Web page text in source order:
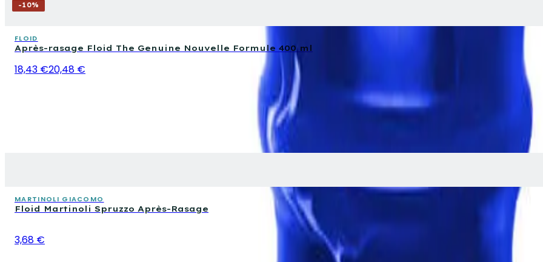
-10%
FLOID
Après-rasage Floid The Genuine Nouvelle Formule 400 ml
18,43 €20,48 €
MARTINOLI GIACOMO
Floid Martinoli Spruzzo Après-Rasage
3,68 €